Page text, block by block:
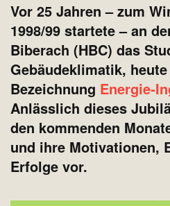
Vor 25 Jahren – zum
1998/99 startete – an
Biberach (HBC) das
Gebäudeklimatik,
Bezeichnung Energie-
Anlässlich dieses
den kommenden
und ihre Motivationen,
Erfolge vor.